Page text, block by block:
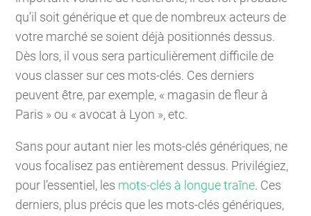
qu’il soit générique et que de nombreux acteurs de
votre marché se soient déjà positionnés dessus.
Dès lors, il vous sera particulièrement difficile de
vous classer sur ces mots-clés. Ces derniers
peuvent être, par exemple, « magasin de fleur à
Paris » ou « avocat à Lyon », etc.
Sans pour autant nier les mots-clés génériques, ne
vous focalisez pas entièrement dessus. Privilégiez,
pour l’essentiel, les mots-clés à longue traîne. Ces
derniers, plus précis que les mots-clés génériques,